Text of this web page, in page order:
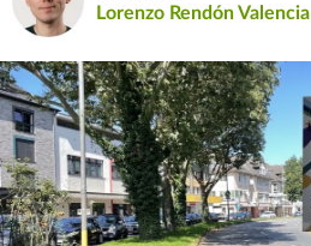
Lorenzo Rendón Valencia